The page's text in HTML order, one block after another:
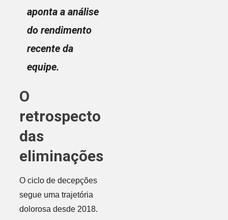
aponta a análise
do rendimento
recente da
equipe.
O
retrospecto
das
eliminações
O ciclo de decepções
segue uma trajetória
dolorosa desde 2018.